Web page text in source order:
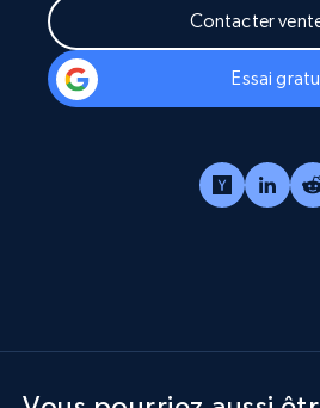
Contacter
Essai